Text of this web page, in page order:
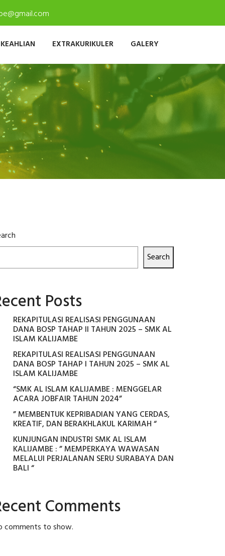
EXTRAKURIKULER GALERY
Search
Posts
REKAPITULASI REALISASI PENGGUNAAN
DANA BOSP TAHAP II TAHUN 2025 – SMK AL
ISLAM KALIJAMBE
REKAPITULASI REALISASI PENGGUNAAN
DANA BOSP TAHAP I TAHUN 2025 – SMK AL
ISLAM KALIJAMBE
“SMK AL ISLAM KALIJAMBE : MENGGELAR
ACARA JOBFAIR TAHUN 2024”
” MEMBENTUK KEPRIBADIAN YANG CERDAS,
KREATIF, DAN BERAKHLAKUL KARIMAH “
KUNJUNGAN INDUSTRI SMK AL ISLAM
KALIJAMBE : ” MEMPERKAYA WAWASAN
MELALUI PERJALANAN SERU SURABAYA DAN
BALI “
Comments
comments to show.